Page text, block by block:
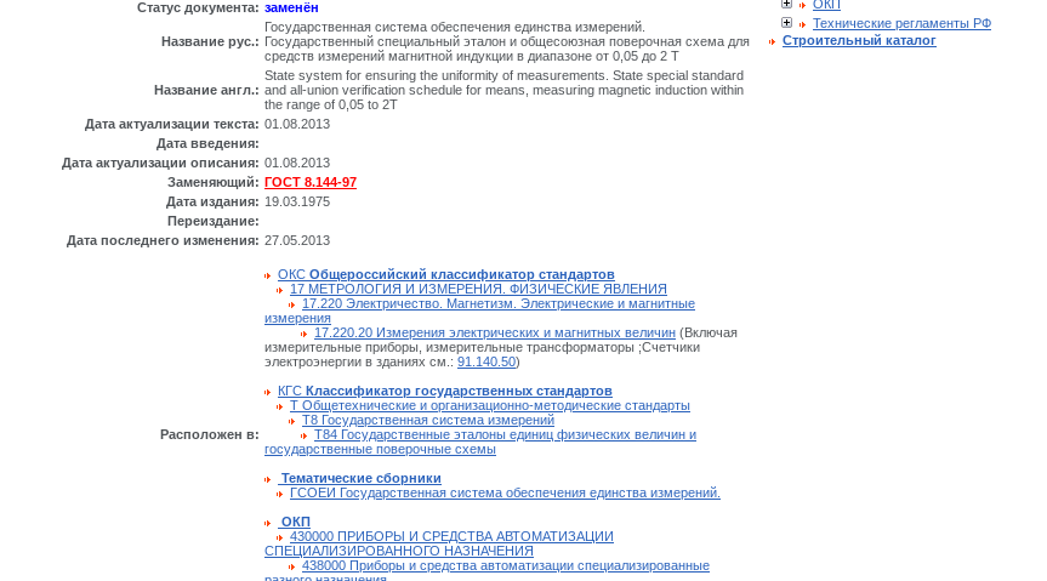
Статус документа: заменён
Название рус.:
Государственная система обеспечения единства измерений.
Государственный специальный эталон и общесоюзная поверочная схема для
средств измерений магнитной индукции в диапазоне от 0,05 до 2 Т
Название англ.:
State system for ensuring the uniformity of measurements. State special standard
and all-union verification schedule for means, measuring magnetic induction within
the range of 0,05 to 2T
Дата актуализации текста: 01.08.2013
Дата введения:
Дата актуализации описания: 01.08.2013
Заменяющий: ГОСТ 8.144-97
Дата издания: 19.03.1975
Переиздание:
Дата последнего изменения: 27.05.2013
Расположен в:
ОКС Общероссийский классификатор стандартов
17 МЕТРОЛОГИЯ И ИЗМЕРЕНИЯ. ФИЗИЧЕСКИЕ ЯВЛЕНИЯ
17.220 Электричество. Магнетизм. Электрические и магнитные
измерения
17.220.20 Измерения электрических и магнитных величин (Включая
измерительные приборы, измерительные трансформаторы ;Счетчики
электроэнергии в зданиях см.: 91.140.50)
КГС Классификатор государственных стандартов
Т Общетехнические и организационно-методические стандарты
Т8 Государственная система измерений
Т84 Государственные эталоны единиц физических величин и
государственные поверочные схемы
Тематические сборники
ГСОЕИ Государственная система обеспечения единства измерений.
ОКП
430000 ПРИБОРЫ И СРЕДСТВА АВТОМАТИЗАЦИИ
СПЕЦИАЛИЗИРОВАННОГО НАЗНАЧЕНИЯ
438000 Приборы и средства автоматизации специализированные
ОКП
Технические регламенты РФ
Строительный каталог